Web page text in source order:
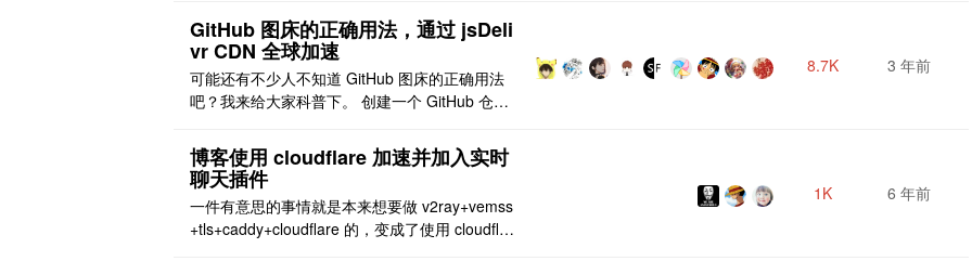
路径中（图床）。于是在搭建博客初期就打算做
一个自己的图床。奈何本人干啥啥不行，白嫖第
一名。既然阿里云的白嫖的，域名一块钱买的。
那么，怎样才可以搭建一个免费图床呢？这不由
得让我想到了 ..
GitHub 图床的正确用法，通过 jsDeli
vr CDN 全球加速
可能还有不少人不知道 GitHub 图床的正确用法
吧？我来给大家科普下。 创建一个 GitHub 仓库
GitHub 图床图片的地方将链接换为 https://cdn.js
delivr.net/gh/{user}/{repo}/图片路径 举个栗子，
比如 GitHub 官方仓库 ..
8.7K 3 年前
博客使用 cloudflare 加速并加入实时
聊天插件
一件有意思的事情就是本来想要做 v2ray+vemss
+tls+caddy+cloudflare 的，变成了使用 cloudflar
1K 6 年前